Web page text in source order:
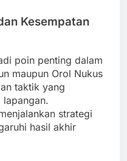
Kesempatan
poin penting dalam
maupun Orol Nukus
taktik yang
strategi
hasil akhir